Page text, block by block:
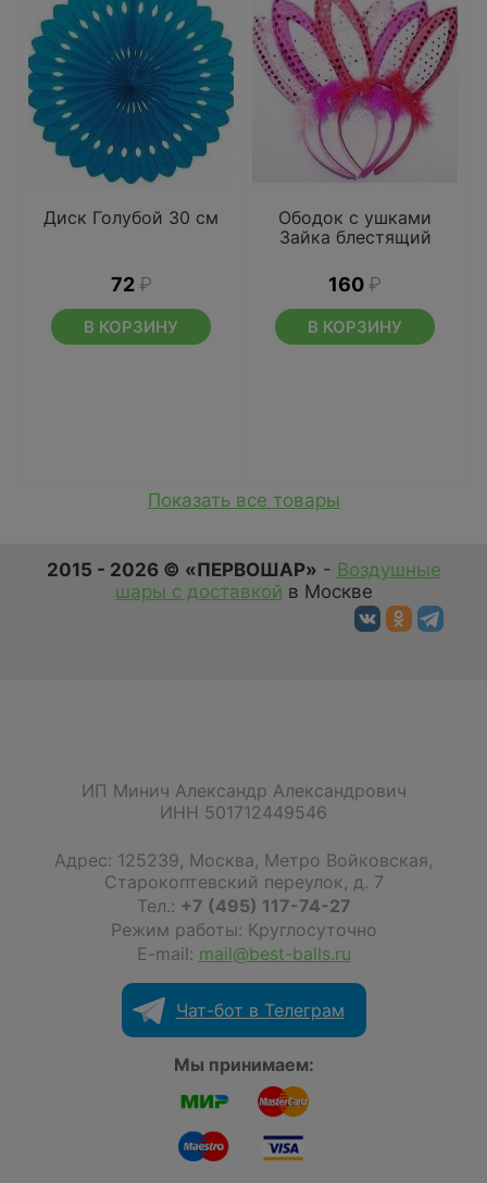
Диск Голубой 30 см
72 ₽
В КОРЗИНУ
Ободок с ушками
Зайка блестящий
160 ₽
В КОРЗИНУ
Показать все товары
2015 - 2026 © «ПЕРВОШАР» - Воздушные
шары с доставкой в Москве
ИП Минич Александр Александрович
ИНН 501712449546
Адрес: 125239, Москва, Метро Войковская,
Старокоптевский переулок, д. 7
Тел.: +7 (495) 117-74-27
Режим работы: Круглосуточно
E-mail: mail@best-balls.ru
Чат-бот в Телеграм
Мы принимаем: